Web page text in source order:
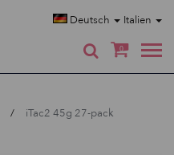
Deutsch Italien
0
iTac2 45g 27-pack